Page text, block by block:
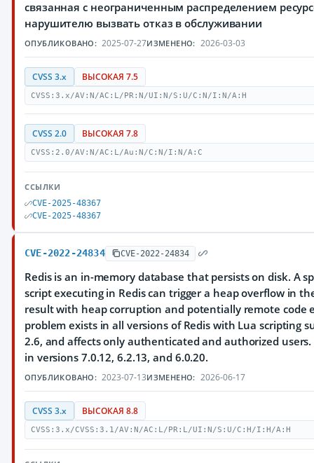
связанная с неограниченным распределением
нарушителю вызвать отказ в обслуживании
ОПУБЛИКОВАНО: 2025-07-27ИЗМЕНЕНО: 2026-03-03
CVSS 3.x ВЫСОКАЯ 7.5
CVSS:3.x/AV:N/AC:L/PR:N/UI:N/S:U/C:N/I:N/A:H
CVSS 2.0 ВЫСОКАЯ 7.8
CVSS:2.0/AV:N/AC:L/Au:N/C:N/I:N/A:C
ССЫЛКИ
CVE-2025-48367
CVE-2025-48367
CVE-2022-24834 CVE-2022-24834
Redis is an in-memory database that persists on disk. A
script executing in Redis can trigger a heap overflow in
result with heap corruption and potentially remote code
problem exists in all versions of Redis with Lua scripting
2.6, and affects only authenticated and authorized users.
in versions 7.0.12, 6.2.13, and 6.0.20.
ОПУБЛИКОВАНО: 2023-07-13ИЗМЕНЕНО: 2026-06-17
CVSS 3.x ВЫСОКАЯ 8.8
CVSS:3.x/CVSS:3.1/AV:N/AC:L/PR:L/UI:N/S:U/C:H/I:H/A:H